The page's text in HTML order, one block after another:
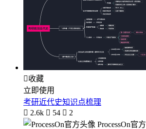
收藏
立即使用
考研近代史知识点梳理
 2.6k  54  2
ProcessOn官方